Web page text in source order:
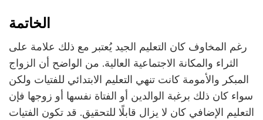
الخاتمة
رغم المخاوف كان التعليم الجيد يُعتبر مع ذلك علامة على
الثراء والمكانة الاجتماعية العالية. من الواضح أن الزواج
المبكر والأمومة كانت تنهي التعليم الابتدائي للفتيات ولكن
سواء كان ذلك برغبة الوالدين أو الفتاة نفسها أو زوجها فإن
التعليم الإضافي كان لا يزال قابلًا للتحقيق. قد تكون الفتيات